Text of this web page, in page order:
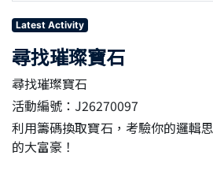
Latest Activity
尋找璀璨寶石
尋找璀璨寶石
活動編號：J26270097
利用籌碼換取寶石，考驗你的邏輯
的大富豪！